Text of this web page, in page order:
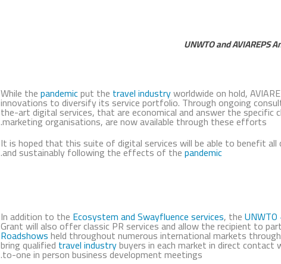
UNWTO and AVIAREPS
While thepandemicput the travel industryworldwide on hold,
innovations to diversify its service portfolio. Through ongoing
the-art digital services, that are economical and answer the specific
marketing organisations, are now available through these efforts.
It is hoped that this suite of digital services will be able to benefit all
and sustainably following the effects of thepandemic
.
In addition to the Ecosystem and Swayfluence services, theUNWTO
Grant will also offer classic PR services and allow the recipient to
Roadshowsheld throughout numerous international markets
bring qualifiedtravel industrybuyers in each market in direct
to-one in person business development meetings.